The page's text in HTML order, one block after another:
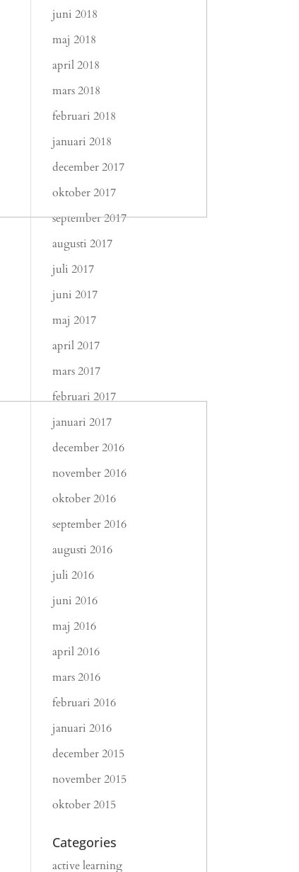
juni 2018
maj 2018
april 2018
mars 2018
februari 2018
januari 2018
december 2017
oktober 2017
september 2017
augusti 2017
juli 2017
juni 2017
maj 2017
april 2017
mars 2017
februari 2017
januari 2017
december 2016
november 2016
oktober 2016
september 2016
augusti 2016
juli 2016
juni 2016
maj 2016
april 2016
mars 2016
februari 2016
januari 2016
december 2015
november 2015
oktober 2015
Categories
active learning